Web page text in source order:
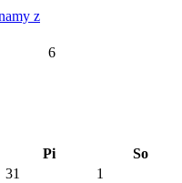
z
6
Pi So
31
1